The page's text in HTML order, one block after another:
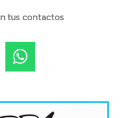
tus contactos